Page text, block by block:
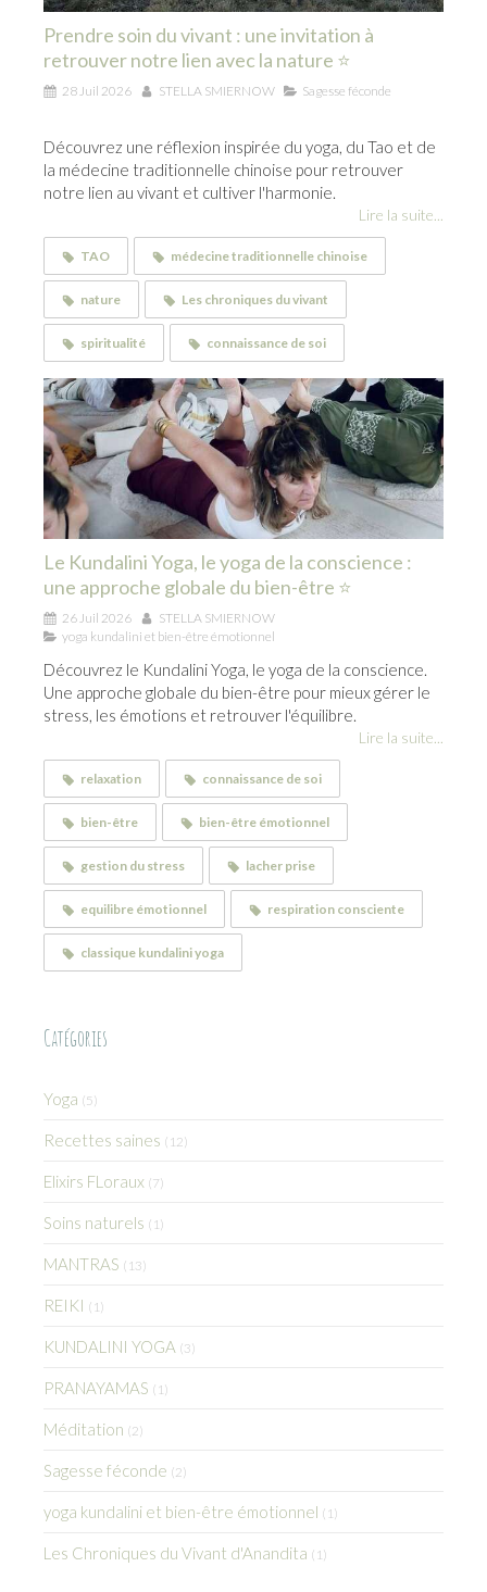
Prendre soin du vivant : une invitation à
retrouver notre lien avec la nature ⭐
28 Juil 2026 STELLA SMIERNOW Sagesse féconde
Découvrez une réflexion inspirée du yoga, du Tao et de
la médecine traditionnelle chinoise pour retrouver
notre lien au vivant et cultiver l'harmonie.
Lire la suite...
TAO médecine traditionnelle chinoise
nature Les chroniques du vivant
spiritualité connaissance de soi
Le Kundalini Yoga, le yoga de la conscience :
une approche globale du bien-être ⭐
26 Juil 2026
STELLA SMIERNOW
yoga kundalini et bien-être émotionnel
Découvrez le Kundalini Yoga, le yoga de la conscience.
Une approche globale du bien-être pour mieux gérer le
stress, les émotions et retrouver l'équilibre.
Lire la suite...
relaxation connaissance de soi
bien-être bien-être émotionnel
gestion du stress lacher prise
equilibre émotionnel respiration consciente
classique kundalini yoga
Catégories
Yoga (5)
Recettes saines (12)
Elixirs FLoraux (7)
Soins naturels (1)
MANTRAS (13)
REIKI (1)
KUNDALINI YOGA (3)
PRANAYAMAS (1)
Méditation (2)
Sagesse féconde (2)
yoga kundalini et bien-être émotionnel (1)
Les Chroniques du Vivant d'Anandita (1)